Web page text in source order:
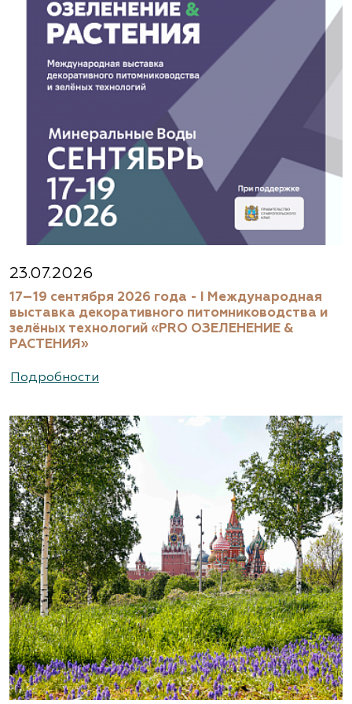
(929) 992-7100
Московская область, Каширский р-н, дер.
Барабаново
(929) 992-7100
pitomnik-kashira.ru
Абиес-Ландшафт, питомник и садовый
Московская область, Щёлковский район, дер.
Осеево, ул. Центральная, вл. 1.
АгроСАД, Питомник, ЗАО Агрофирма
«Нива»
Московская область, ул. Алексеевская, д. 1.
Съезд на 16-м км МКАД.
(495) 663-3888
www.agrogarden.ru
Агрофирма «Современный
декоративный питомник»
Московская область, Раменский р-н,
ул.Новошоссейная, д 7а/1
23.07.2026
17–19 сентября 2026 года - I Международная
выставка декоративного питомниководства и
зелёных технологий «PRO ОЗЕЛЕНЕНИЕ &
РАСТЕНИЯ»
Подробности